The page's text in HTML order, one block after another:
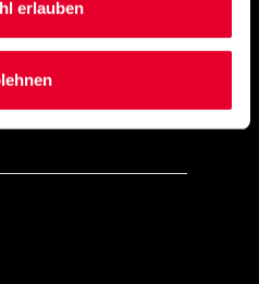
erlauben